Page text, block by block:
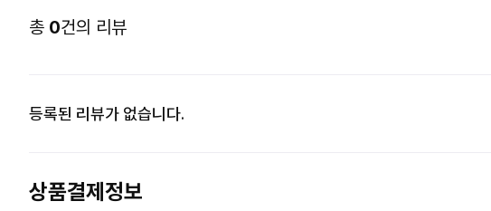
총 0건의 리뷰
등록된 리뷰가 없습니다.
상품결제정보